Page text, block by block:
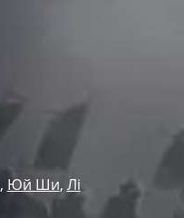
, Юй Ши, Лі